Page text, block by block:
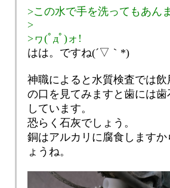
>この水で手を洗ってもあん
>
>ヮ(ﾟдﾟ)ォ!
はは。ですね(´▽｀*)
神職によると水質検査では
の口を見てみますと歯には
しています。
恐らく石灰でしょう。
銅はアルカリに腐食します
ょうね。